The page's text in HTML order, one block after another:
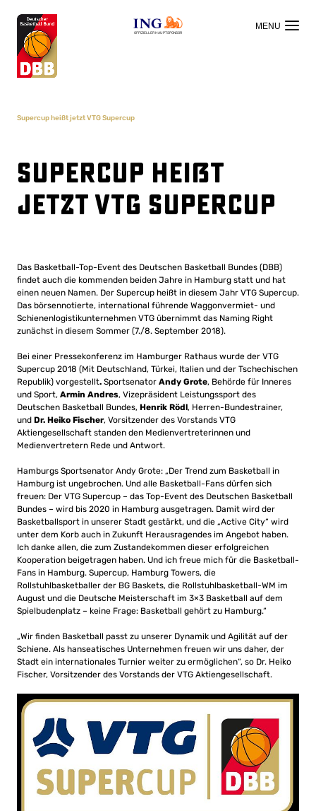
OFFIZIELLER HAUPTSPONSOR
Supercup heißt jetzt VTG Supercup
Supercup heißt
jetzt VTG Supercup
Das Basketball-Top-Event des Deutschen Basketball Bundes (DBB)
findet auch die kommenden beiden Jahre in Hamburg statt und hat
einen neuen Namen. Der Supercup heißt in diesem Jahr VTG Supercup.
Das börsennotierte, international führende Waggonvermiet- und
Schienenlogistikunternehmen VTG übernimmt das Naming Right
zunächst in diesem Sommer (7./8. September 2018).
Bei einer Pressekonferenz im Hamburger Rathaus wurde der VTG
Supercup 2018 (Mit Deutschland, Türkei, Italien und der Tschechischen
Republik) vorgestellt. Sportsenator Andy Grote, Behörde für Inneres
und Sport, Armin Andres, Vizepräsident Leistungssport des
Deutschen Basketball Bundes, Henrik Rödl, Herren-Bundestrainer,
und Dr. Heiko Fischer, Vorsitzender des Vorstands VTG
Aktiengesellschaft standen den Medienvertreterinnen und
Medienvertretern Rede und Antwort.
Hamburgs Sportsenator Andy Grote: „Der Trend zum Basketball in
Hamburg ist ungebrochen. Und alle Basketball-Fans dürfen sich
freuen: Der VTG Supercup – das Top-Event des Deutschen Basketball
Bundes – wird bis 2020 in Hamburg ausgetragen. Damit wird der
Basketballsport in unserer Stadt gestärkt, und die „Active City“ wird
unter dem Korb auch in Zukunft Herausragendes im Angebot haben.
Ich danke allen, die zum Zustandekommen dieser erfolgreichen
Kooperation beigetragen haben. Und ich freue mich für die Basketball-
Fans in Hamburg. Supercup, Hamburg Towers, die
Rollstuhlbasketballer der BG Baskets, die Rollstuhlbasketball-WM im
August und die Deutsche Meisterschaft im 3×3 Basketball auf dem
Spielbudenplatz – keine Frage: Basketball gehört zu Hamburg.“
„Wir finden Basketball passt zu unserer Dynamik und Agilität auf der
Schiene. Als hanseatisches Unternehmen freuen wir uns daher, der
Stadt ein internationales Turnier weiter zu ermöglichen“, so Dr. Heiko
Fischer, Vorsitzender des Vorstands der VTG Aktiengesellschaft.